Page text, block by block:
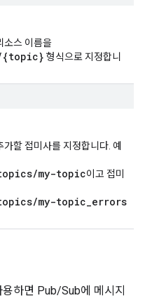
소스 이름을
{topic} 형식으로 지정합니
할 접미사를 지정합니다. 예
my-topic이고 접미
my-topic_errors
하면 Pub/Sub에 메시지